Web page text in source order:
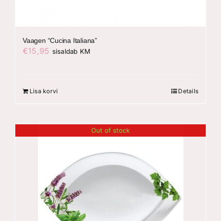
Vaagen “Cucina Italiana”
€15,95 sisaldab KM
Lisa korvi Details
Out of stock